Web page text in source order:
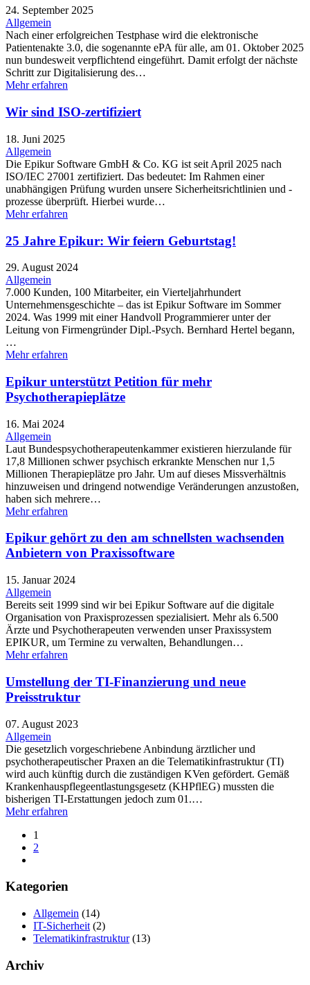
24. September 2025
Allgemein
Nach einer erfolgreichen Testphase wird die elektronische
Patientenakte 3.0, die sogenannte ePA für alle, am 01. Oktober 2025
nun bundesweit verpflichtend eingeführt. Damit erfolgt der nächste
Schritt zur Digitalisierung des…
Mehr erfahren
Wir sind ISO-zertifiziert
18. Juni 2025
Allgemein
Die Epikur Software GmbH & Co. KG ist seit April 2025 nach
ISO/IEC 27001 zertifiziert. Das bedeutet: Im Rahmen einer
unabhängigen Prüfung wurden unsere Sicherheitsrichtlinien und -
prozesse überprüft. Hierbei wurde…
Mehr erfahren
25 Jahre Epikur: Wir feiern Geburtstag!
29. August 2024
Allgemein
7.000 Kunden, 100 Mitarbeiter, ein Vierteljahrhundert
Unternehmensgeschichte – das ist Epikur Software im Sommer
2024. Was 1999 mit einer Handvoll Programmierer unter der
Leitung von Firmengründer Dipl.-Psych. Bernhard Hertel begann,
…
Mehr erfahren
Epikur unterstützt Petition für mehr
Psychotherapieplätze
16. Mai 2024
Allgemein
Laut Bundespsychotherapeutenkammer existieren hierzulande für
17,8 Millionen schwer psychisch erkrankte Menschen nur 1,5
Millionen Therapieplätze pro Jahr. Um auf dieses Missverhältnis
hinzuweisen und dringend notwendige Veränderungen anzustoßen,
haben sich mehrere…
Mehr erfahren
Epikur gehört zu den am schnellsten wachsenden
Anbietern von Praxissoftware
15. Januar 2024
Allgemein
Bereits seit 1999 sind wir bei Epikur Software auf die digitale
Organisation von Praxisprozessen spezialisiert. Mehr als 6.500
Ärzte und Psychotherapeuten verwenden unser Praxissystem
EPIKUR, um Termine zu verwalten, Behandlungen…
Mehr erfahren
Umstellung der TI-Finanzierung und neue
Preisstruktur
07. August 2023
Allgemein
Die gesetzlich vorgeschriebene Anbindung ärztlicher und
psychotherapeutischer Praxen an die Telematikinfrastruktur (TI)
wird auch künftig durch die zuständigen KVen gefördert. Gemäß
Krankenhauspflegeentlastungsgesetz (KHPflEG) mussten die
bisherigen TI-Erstattungen jedoch zum 01.…
Mehr erfahren
Seitennummerierung
der
1
2
Kategorien
Allgemein (14)
IT-Sicherheit (2)
Telematikinfrastruktur(13)
Archiv